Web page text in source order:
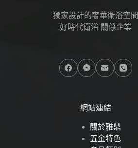
獨家設計的奢華衛浴空間
好時代衛浴 關係企業
網站連結
關於雅鼎
五金特色